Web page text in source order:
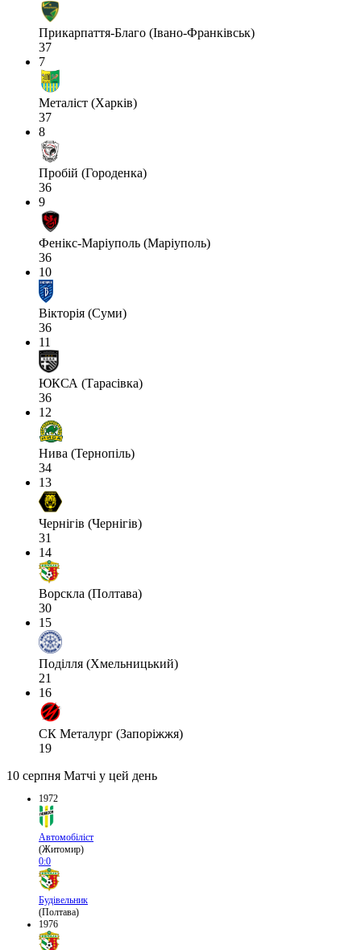
Прикарпаття-Благо (Івано-Франківськ)
37
7
Металіст (Харків)
37
8
Пробій (Городенка)
36
9
Фенікс-Маріуполь (Маріуполь)
36
10
Вікторія (Суми)
36
11
ЮКСА (Тарасівка)
36
12
Нива (Тернопіль)
34
13
Чернігів (Чернігів)
31
14
Ворскла (Полтава)
30
15
Поділля (Хмельницький)
21
16
СК Металург (Запоріжжя)
19
10 серпня Матчі у цей день
1972
Автомобіліст
(Житомир)
0:0
Будівельник
(Полтава)
1976